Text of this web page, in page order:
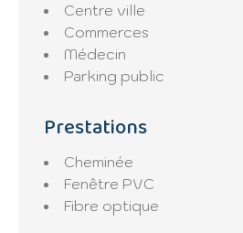
Centre ville
Commerces
Médecin
Parking public
Prestations
Cheminée
Fenêtre PVC
Fibre optique